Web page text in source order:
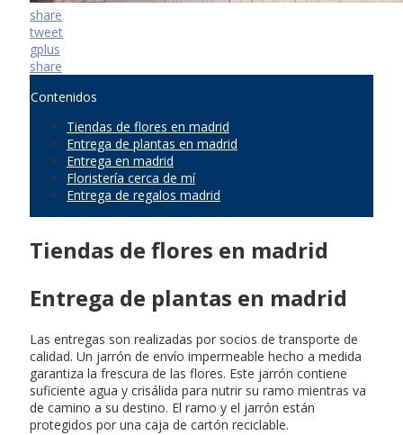
share
tweet
gplus
share
Contenidos
Tiendas de flores en madrid
Entrega de plantas en madrid
Entrega en madrid
Floristería cerca de mí
Entrega de regalos madrid
Tiendas de flores en madrid
Entrega de plantas en madrid
Las entregas son realizadas por socios de transporte de
calidad. Un jarrón de envío impermeable hecho a medida
garantiza la frescura de las flores. Este jarrón contiene
suficiente agua y crisálida para nutrir su ramo mientras va
de camino a su destino. El ramo y el jarrón están
protegidos por una caja de cartón reciclable.